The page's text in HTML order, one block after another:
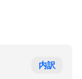
内訳